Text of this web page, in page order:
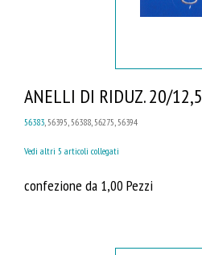
ANELLI DI RIDUZ. 20/12,5
56383 , 56395, 56388, 56275, 56394
Vedi altri 5 articoli collegati
confezione da 1,00 Pezzi